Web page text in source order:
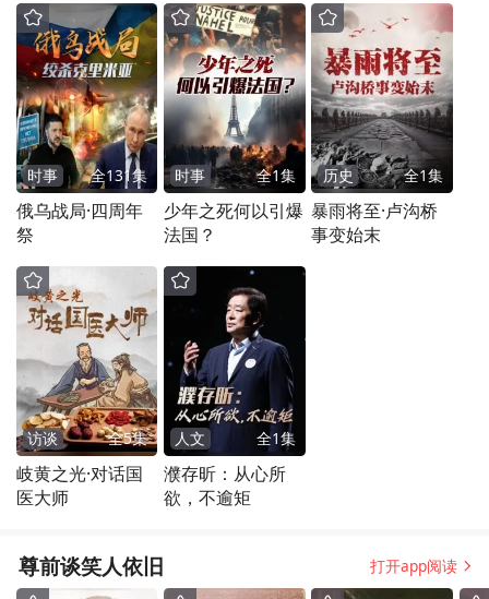
时事 全131集
俄乌战局·四周年
祭
时事 全1集
少年之死何以引爆
法国？
历史 全1集
暴雨将至·卢沟桥
事变始末
访谈 全5集
岐黄之光·对话国
医大师
人文 全1集
濮存昕：从心所
欲，不逾矩
尊前谈笑人依旧 打开app阅读